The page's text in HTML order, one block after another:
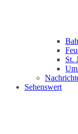
St.
Sehenswert